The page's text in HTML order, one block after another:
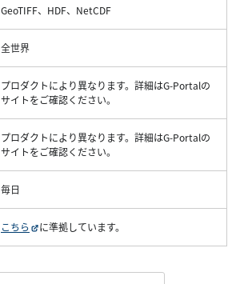
GeoTIFF、HDF、NetCDF
全世界
プロダクトにより異なります。詳細はG-Portalの
サイトをご確認ください。
プロダクトにより異なります。詳細はG-Portalの
サイトをご確認ください。
毎日
こちら に準拠しています。